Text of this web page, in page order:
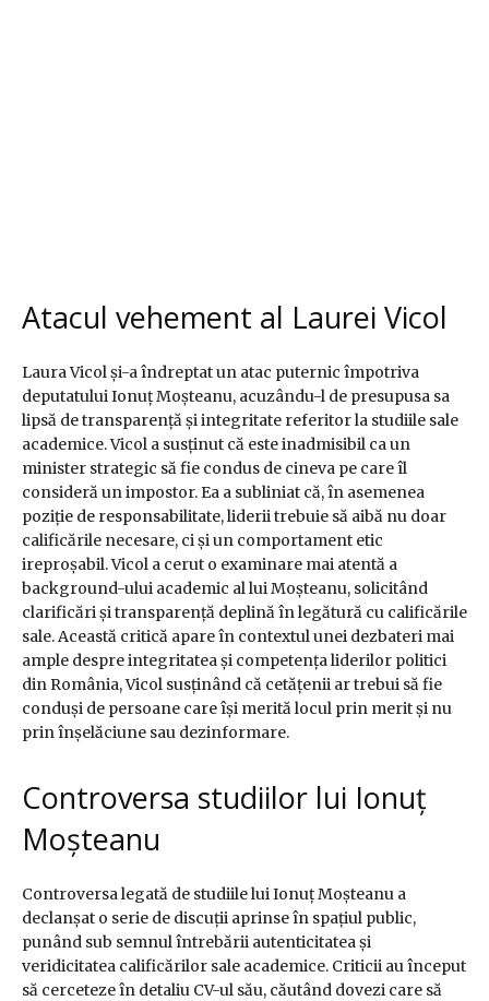
Atacul vehement al Laurei Vicol
Laura Vicol și-a îndreptat un atac puternic împotriva
deputatului Ionuț Moșteanu, acuzându-l de presupusa sa
lipsă de transparență și integritate referitor la studiile sale
academice. Vicol a susținut că este inadmisibil ca un
minister strategic să fie condus de cineva pe care îl
consideră un impostor. Ea a subliniat că, în asemenea
poziție de responsabilitate, liderii trebuie să aibă nu doar
calificările necesare, ci și un comportament etic
ireproșabil. Vicol a cerut o examinare mai atentă a
background-ului academic al lui Moșteanu, solicitând
clarificări și transparență deplină în legătură cu calificările
sale. Această critică apare în contextul unei dezbateri mai
ample despre integritatea și competența liderilor politici
din România, Vicol susținând că cetățenii ar trebui să fie
conduși de persoane care își merită locul prin merit și nu
prin înșelăciune sau dezinformare.
Controversa studiilor lui Ionuț
Moșteanu
Controversa legată de studiile lui Ionuț Moșteanu a
declanșat o serie de discuții aprinse în spațiul public,
punând sub semnul întrebării autenticitatea și
veridicitatea calificărilor sale academice. Criticii au început
să cerceteze în detaliu CV-ul său, căutând dovezi care să